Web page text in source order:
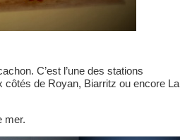
C’est l’une des stations
côtés de Royan, Biarritz ou encore La
mer.